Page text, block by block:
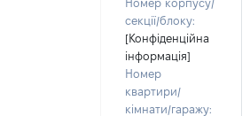
Номер корпусу/
секції/блоку:
[Конфіденційна
інформація]
Номер
квартири/
кімнати/гаражу: